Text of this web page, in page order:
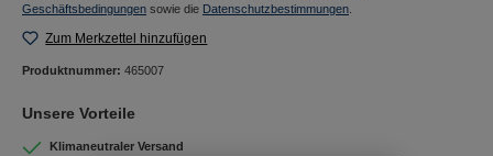
Geschäftsbedingungen sowie die Datenschutzbestimmungen
Zum Merkzettel hinzufügen
Produktnummer: 465007
Unsere Vorteile
Klimaneutraler Versand